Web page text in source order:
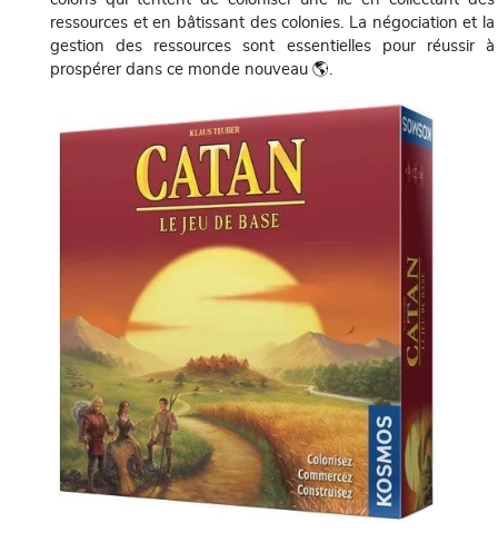
ressources et en bâtissant des colonies. La négociation et la
gestion des ressources sont essentielles pour réussir à
prospérer dans ce monde nouveau 🌎.